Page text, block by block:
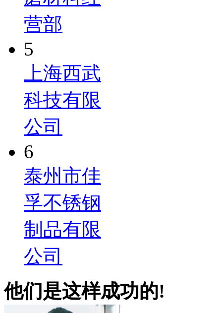
营部
5
上海西武
科技有限
公司
6
泰州市佳
孚不锈钢
制品有限
公司
他们是这样成功的!